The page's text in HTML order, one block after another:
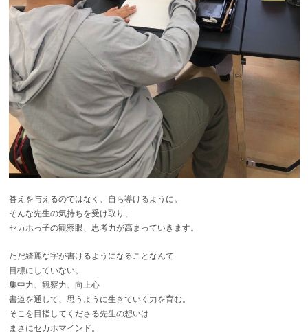
答えを与えるのではなく、自ら導けるように。
そんな先生の気持ちを受け取り、
セカホっ子の観察眼、思考力が高まっていきます。
ただ綺麗な字が書けるようになることなんて
目標にしていない。
集中力、観察力、向上心
書道を通して、思うように生きていく力を育む。
そこを目指してくださる先生の想いは
まさにセカホマインド。